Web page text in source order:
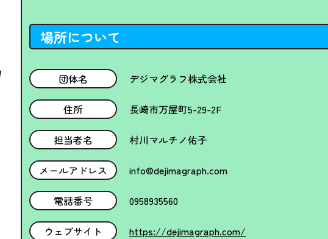
場所について
団体名 デジマグラフ株式会社
住所 長崎市万屋町5-29-2F
担当者名 村川マルチノ佑子
メールアドレス info@dejimagraph.com
電話番号 0958935560
ウェブサイト https://dejimagraph.com/